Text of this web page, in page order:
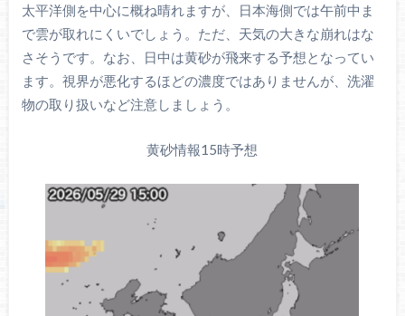
太平洋側を中心に概ね晴れますが、日本海側では午前中ま
で雲が取れにくいでしょう。ただ、天気の大きな崩れはな
さそうです。なお、日中は黄砂が飛来する予想となってい
ます。視界が悪化するほどの濃度ではありませんが、洗濯
物の取り扱いなど注意しましょう。
黄砂情報15時予想